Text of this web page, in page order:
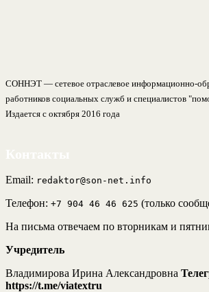
СОННЭТ — сетевое отраслевое информационно-
работников социальных служб и специалистов
Издается с октября 2016 года
Email: redaktor@son-net.info
Телефон: +7 904 46 46 625 (только
На письма отвечаем по вторникам и
Учредитель
Владимирова Ирина Александровна
https://t.me/viatextru